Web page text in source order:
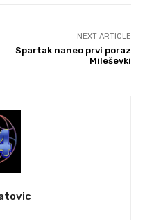
NEXT ARTICLE
Spartak naneo prvi poraz
Mileševki